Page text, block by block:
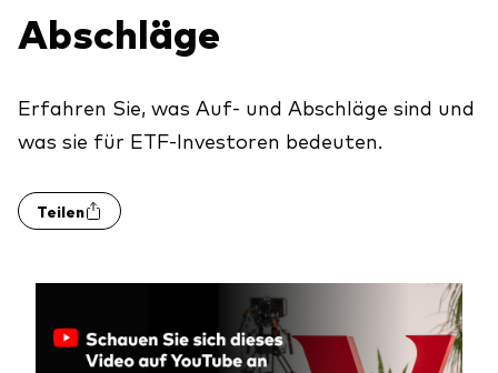
ETFs
Indexfonds
LifeStrategy
Multi-asset
Investieren mit uns
Events
Marktausblick 2026
Säulen
Kundenbeziehungen
Investment Know how
Marktkommentare
Kontakt
Abschläge
Erfahren Sie, was Auf- und Abschläge sind und
was sie für ETF-Investoren bedeuten.
Teilen